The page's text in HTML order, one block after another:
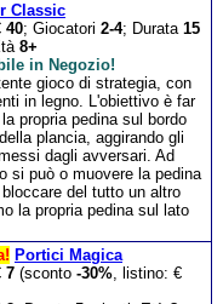
Classic
40; Giocatori 2-4; Durata 15
8+
in Negozio!
gioco di strategia, con
in legno. L'obiettivo è far
propria pedina sul bordo
plancia, aggirando gli
dagli avversari. Ad
si può o muovere la pedina
del tutto un altro
la propria pedina sul lato
Portici Magica
7 (sconto -30%, listino: €